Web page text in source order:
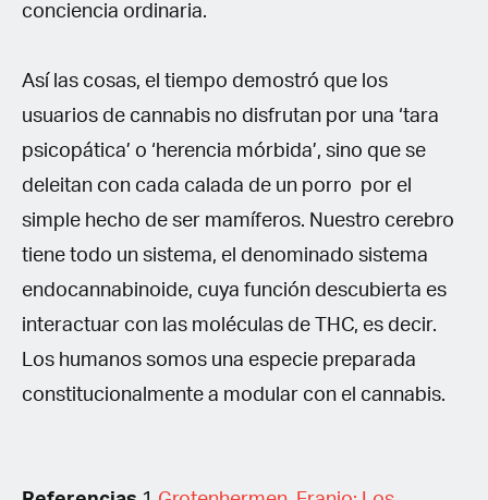
conciencia ordinaria.
Así las cosas, el tiempo demostró que los
usuarios de cannabis no disfrutan por una ‘tara
psicopática’ o ‘herencia mórbida’, sino que se
deleitan con cada calada de un porro por el
simple hecho de ser mamíferos. Nuestro cerebro
tiene todo un sistema, el denominado sistema
endocannabinoide, cuya función descubierta es
interactuar con las moléculas de THC, es decir.
Los humanos somos una especie preparada
constitucionalmente a modular con el cannabis.